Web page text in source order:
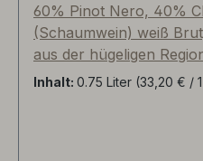
60% Pinot Nero, 40%
(Schaumwein) weiß
aus der hügeligen
des Piemonts. Extra
Inhalt: 0.75 Liter (33,20 € /